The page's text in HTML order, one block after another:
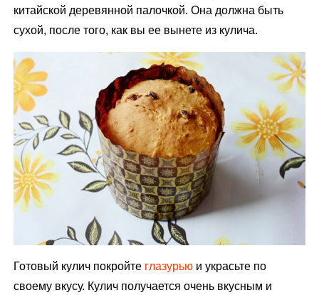
китайской деревянной палочкой. Она должна быть
сухой, после того, как вы ее вынете из кулича.
Готовый кулич покройте глазурью и украсьте по
своему вкусу. Кулич получается очень вкусным и